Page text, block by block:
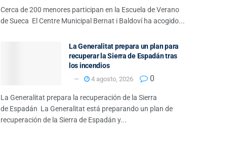
Cerca de 200 menores participan en la Escuela de Verano
de Sueca El Centre Municipal Bernat i Baldoví ha acogido...
La Generalitat prepara un plan para
recuperar la Sierra de Espadán tras
los incendios
4 agosto, 2026 0
La Generalitat prepara la recuperación de la Sierra
de Espadán La Generalitat está preparando un plan de
recuperación de la Sierra de Espadán y...